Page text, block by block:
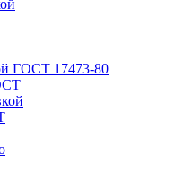
ГОСТ 17473-80